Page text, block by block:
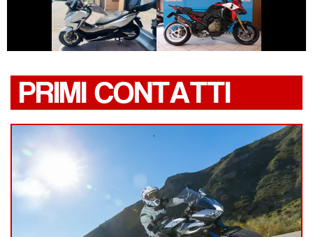
HONDA FORZA-
350
DUCATI
MULTISTRADA
PRIMI CONTATTI